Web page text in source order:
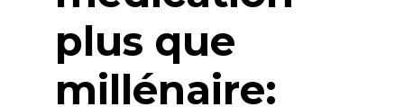
plus que
millénaire: